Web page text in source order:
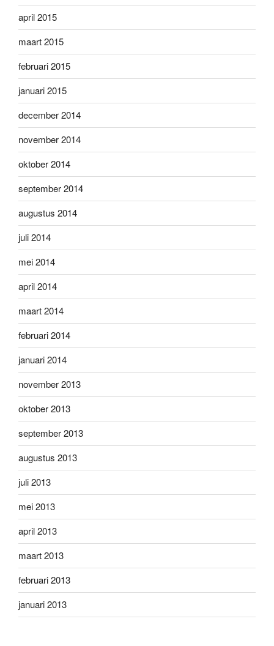
april 2015
maart 2015
februari 2015
januari 2015
december 2014
november 2014
oktober 2014
september 2014
augustus 2014
juli 2014
mei 2014
april 2014
maart 2014
februari 2014
januari 2014
november 2013
oktober 2013
september 2013
augustus 2013
juli 2013
mei 2013
april 2013
maart 2013
februari 2013
januari 2013